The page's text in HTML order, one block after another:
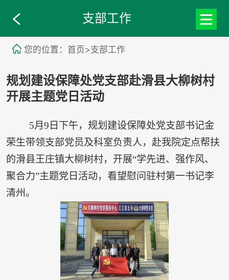
支部工作
您的位置：首页>支部工作
规划建设保障处党支部赴滑县大柳树村
开展主题党日活动
5月9日下午，规划建设保障处党支部书记金
荣生带领支部党员及科室负责人，赴我院定点帮扶
的滑县王庄镇大柳树村，开展“学先进、强作风、
聚合力”主题党日活动，看望慰问驻村第一书记李
清州。